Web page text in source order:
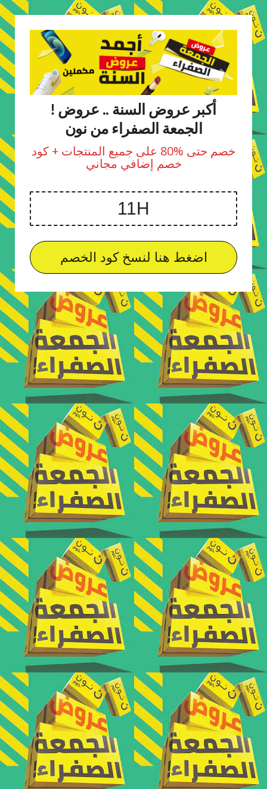
! أكبر عروض السنة .. عروض
الجمعة الصفراء من نون
خصم حتى %80 على جميع المنتجات + كود
خصم إضافي مجاني
اضغط هنا لنسخ كود الخصم